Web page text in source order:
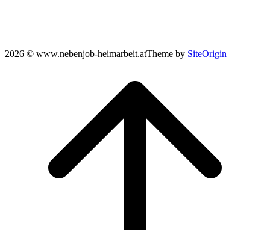
2026 © www.nebenjob-heimarbeit.atTheme by SiteOrigin